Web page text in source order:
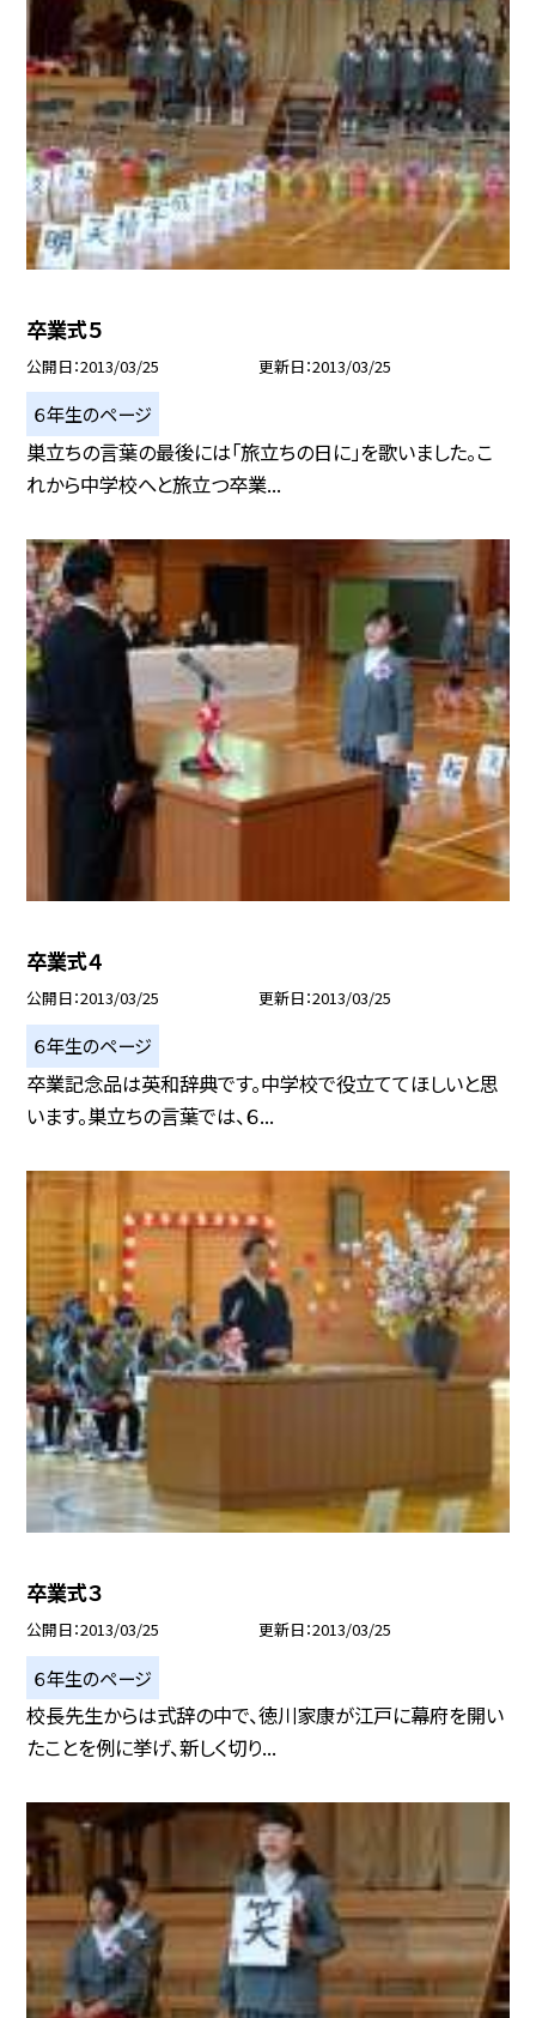
卒業式５
公開日 2013/03/25 更新日 2013/03/25
６年生のページ
巣立ちの言葉の最後には「旅立ちの日に」を歌いました。こ
れから中学校へと旅立つ卒業...
卒業式４
公開日 2013/03/25 更新日 2013/03/25
６年生のページ
卒業記念品は英和辞典です。中学校で役立ててほしいと思
います。巣立ちの言葉では、６...
卒業式３
公開日 2013/03/25 更新日 2013/03/25
６年生のページ
校長先生からは式辞の中で、徳川家康が江戸に幕府を開い
たことを例に挙げ、新しく切り...